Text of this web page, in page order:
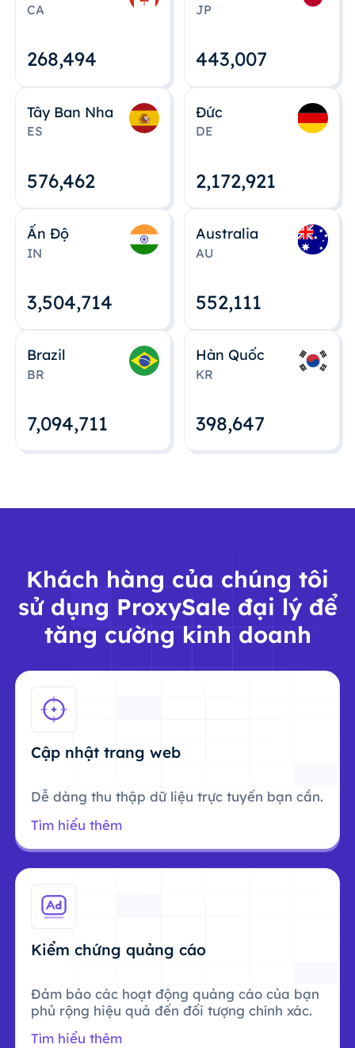
CA
268,495
JP
443,008
Tây Ban Nha
ES
576,463
Đức
DE
2,172,922
Ấn Độ
IN
3,504,715
Australia
AU
552,112
Brazil
BR
7,094,712
Hàn Quốc
KR
398,648
Khách hàng của chúng tôi
sử dụng ProxySale đại lý để
tăng cường kinh doanh
Cập nhật trang web
Dễ dàng thu thập dữ liệu trực tuyến bạn cần.
Tìm hiểu thêm
Kiểm chứng quảng cáo
Đảm bảo các hoạt động quảng cáo của bạn
phủ rộng hiệu quả đến đối tượng chính xác.
Tìm hiểu thêm